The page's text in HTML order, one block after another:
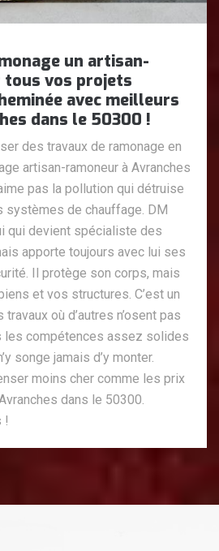
un artisan-
tous vos projets
avec meilleurs
dans le 50300 !
des travaux de ramonage en
artisan-ramoneur à Avranches
pas la pollution qui détruise
systèmes de chauffage. DM
qui devient spécialiste des
apporte toujours avec lui ses
Il protège son corps, mais
et vos structures. C’est un
où d’autres n’osent pas
les compétences assez solides
songe jamais d’y monter.
moins cher comme les prix
dans le 50300.
!